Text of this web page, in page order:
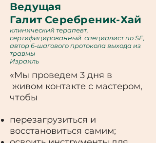
Ведущая
Галит Серебреник-Хай
клинический терапевт,
сертифицированный специалист по SE,
автор 6-шагового протокола выхода из
травмы
Израиль
«Мы проведем 3 дня в
живом контакте с мастером,
чтобы
перезагрузиться и
восстановиться самим;